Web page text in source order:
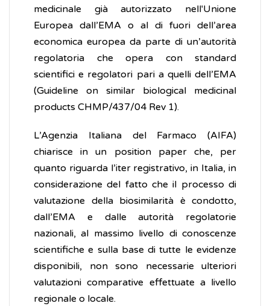
medicinale già autorizzato nell'Unione
Europea dall’EMA o al di fuori dell’area
economica europea da parte di un’autorità
regolatoria che opera con standard
scientifici e regolatori pari a quelli dell’EMA
(Guideline on similar biological medicinal
products CHMP/437/04 Rev 1).
L’Agenzia Italiana del Farmaco (AIFA)
chiarisce in un position paper che, per
quanto riguarda l’iter registrativo, in Italia, in
considerazione del fatto che il processo di
valutazione della biosimilarità è condotto,
dall’EMA e dalle autorità regolatorie
nazionali, al massimo livello di conoscenze
scientifiche e sulla base di tutte le evidenze
disponibili, non sono necessarie ulteriori
valutazioni comparative effettuate a livello
regionale o locale.